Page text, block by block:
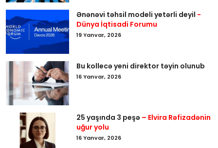
Ənənəvi təhsil modeli yetərli deyil -
Dünya İqtisadi Forumu
19 Yanvar, 2026
Bu kollecə yeni direktor təyin olunub
16 Yanvar, 2026
25 yaşında 3 peşə – Elvira Rəfizadənin
uğur yolu
16 Yanvar, 2026